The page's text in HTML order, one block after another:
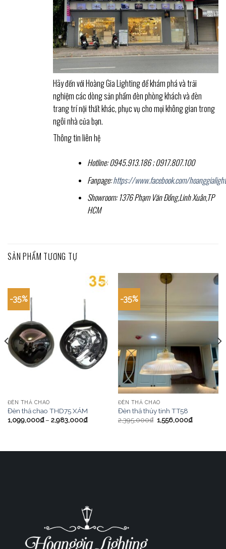
Hãy đến với Hoàng Gia Lighting để khám phá và trải
nghiệm các dòng sản phẩm đèn phòng khách và đèn
trang trí nội thất khác, phục vụ cho mọi không gian trong
ngôi nhà của bạn.
Thông tin liên hệ
Hotline: 0945.913.186 ; 0917.807.100
Fanpage:https://www.facebook.com/
Showroom: 1376 Phạm Văn Đồng,Linh Xuân,TP
HCM
SẢN PHẨM TƯƠNG TỰ
-35%
ĐÈN THẢ CHAO
Đèn thả chao THD75 XÁM
1,099,000₫– 2,983,000₫
-35%
ĐÈN THẢ CHAO
Đèn thả thủy tinh TT58
2,395,000₫ 1,556,000₫